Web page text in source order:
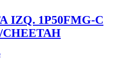
IZQ. 1P50FMG-C